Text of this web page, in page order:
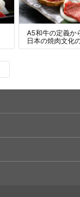
A5和牛の定義か
日本の焼肉文化